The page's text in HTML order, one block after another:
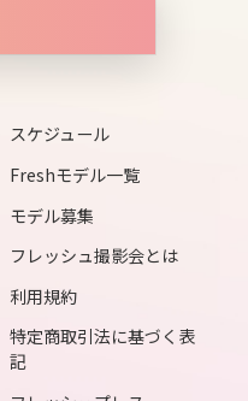
スケジュール
Freshモデル一覧
モデル募集
フレッシュ撮影会とは
利用規約
特定商取引法に基づく表
記